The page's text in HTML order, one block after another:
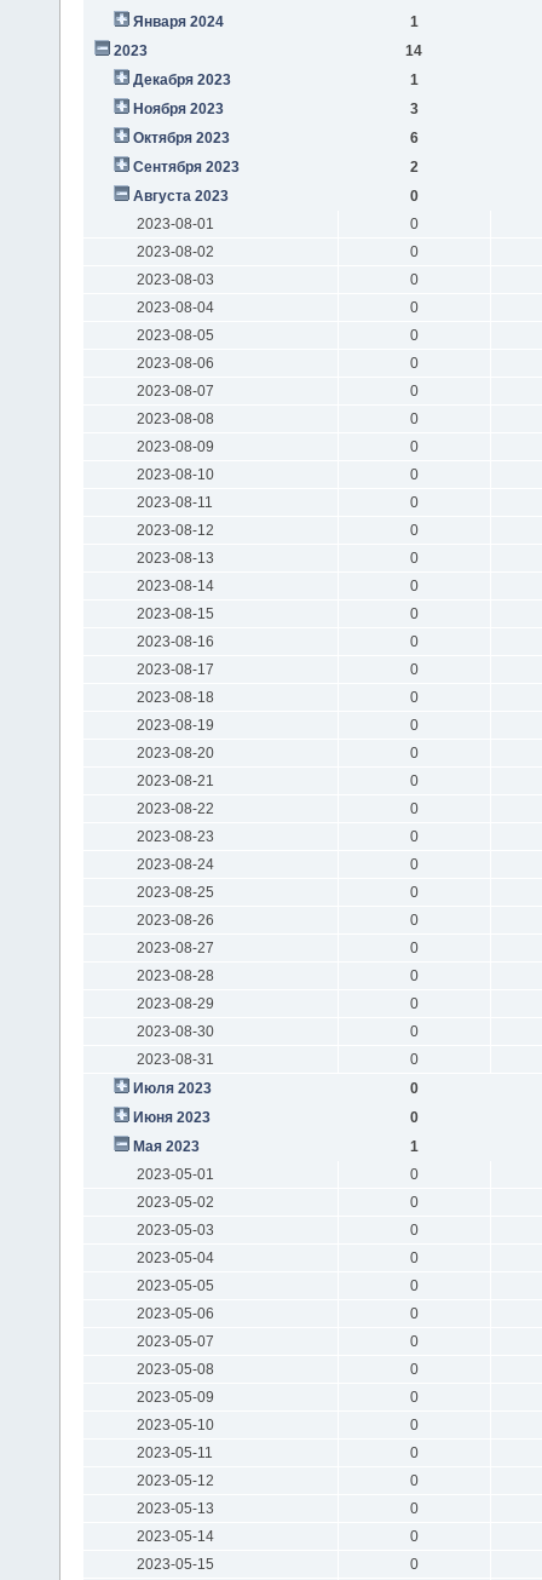
Января 2024
1
2023
14
Декабря 2023
1
Ноября 2023
3
Октября 2023
6
Сентября 2023
2
Августа 2023
0
2023-08-01
0
2023-08-02
0
2023-08-03
0
2023-08-04
0
2023-08-05
0
2023-08-06
0
2023-08-07
0
2023-08-08
0
2023-08-09
0
2023-08-10
0
2023-08-11
0
2023-08-12
0
2023-08-13
0
2023-08-14
0
2023-08-15
0
2023-08-16
0
2023-08-17
0
2023-08-18
0
2023-08-19
0
2023-08-20
0
2023-08-21
0
2023-08-22
0
2023-08-23
0
2023-08-24
0
2023-08-25
0
2023-08-26
0
2023-08-27
0
2023-08-28
0
2023-08-29
0
2023-08-30
0
2023-08-31
0
Июля 2023
0
Июня 2023
0
Мая 2023
1
2023-05-01
0
2023-05-02
0
2023-05-03
0
2023-05-04
0
2023-05-05
0
2023-05-06
0
2023-05-07
0
2023-05-08
0
2023-05-09
0
2023-05-10
0
2023-05-11
0
2023-05-12
0
2023-05-13
0
2023-05-14
0
2023-05-15
0